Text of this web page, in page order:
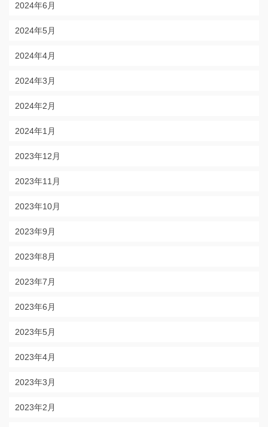
2024年6月
2024年5月
2024年4月
2024年3月
2024年2月
2024年1月
2023年12月
2023年11月
2023年10月
2023年9月
2023年8月
2023年7月
2023年6月
2023年5月
2023年4月
2023年3月
2023年2月